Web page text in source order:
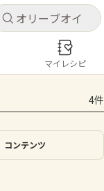
キャ
きます
キャ
コンテンツ
もろこし
ピーマン
マイレシピ
4件
コンテンツ